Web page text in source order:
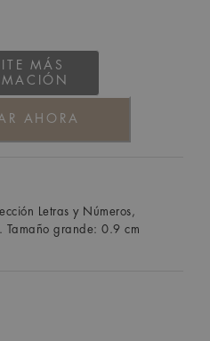
MÁS
AHORA
Letras y Números,
Tamaño grande: 0.9 cm